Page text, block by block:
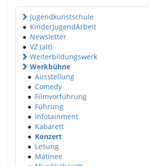
Jugendkunstschule
● KinderJugendArbeit
● Newsletter
● VZ (alt)
Weiterbildungswerk
Werkbühne
● Ausstellung
● Comedy
● Filmvorführung
● Führung
● Infotainment
● Kabarett
● Konzert
● Lesung
● Matinee